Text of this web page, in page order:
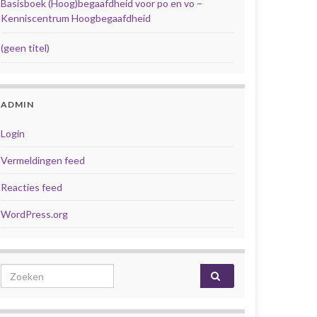
Basisboek (Hoog)begaafdheid voor po en vo –
Kenniscentrum Hoogbegaafdheid
(geen titel)
ADMIN
Login
Vermeldingen feed
Reacties feed
WordPress.org
Search for: